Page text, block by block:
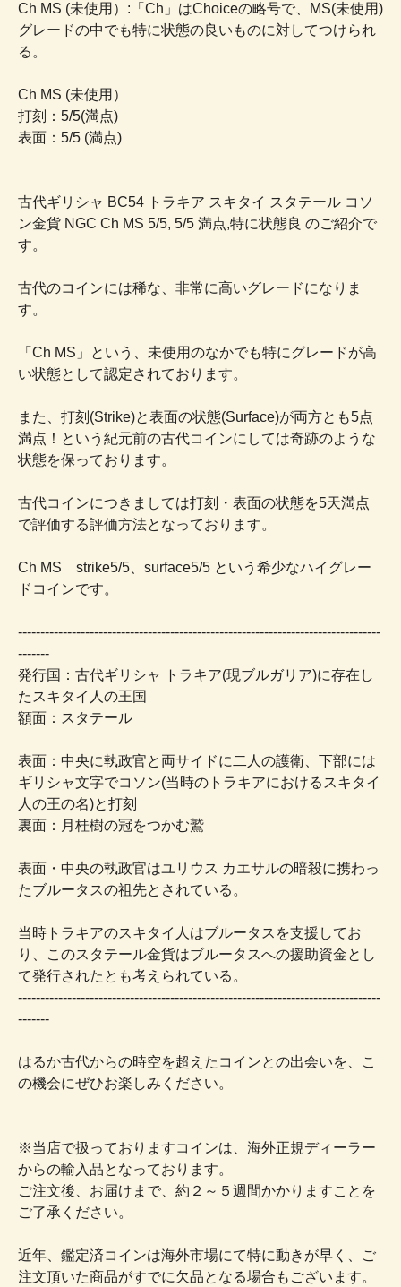
Ch MS (未使用）:「Ch」はChoiceの略号で、MS(未使用)
グレードの中でも特に状態の良いものに対してつけられ
る。
Ch MS (未使用）
打刻：5/5(満点)
表面：5/5 (満点)
古代ギリシャ BC54 トラキア スキタイ スタテール コソ
ン金貨 NGC Ch MS 5/5, 5/5 満点,特に状態良 のご紹介で
す。
古代のコインには稀な、非常に高いグレードになりま
す。
「Ch MS」という、未使用のなかでも特にグレードが高
い状態として認定されております。
また、打刻(Strike)と表面の状態(Surface)が両方とも5点
満点！という紀元前の古代コインにしては奇跡のような
状態を保っております。
古代コインにつきましては打刻・表面の状態を5天満点
で評価する評価方法となっております。
Ch MS strike5/5、surface5/5 という希少なハイグレー
ドコインです。
---------------------------------------------------------------------------------
-------
発行国：古代ギリシャ トラキア(現ブルガリア)に存在し
たスキタイ人の王国
額面：スタテール
表面：中央に執政官と両サイドに二人の護衛、下部には
ギリシャ文字でコソン(当時のトラキアにおけるスキタイ
人の王の名)と打刻
裏面：月桂樹の冠をつかむ鷲
表面・中央の執政官はユリウス カエサルの暗殺に携わっ
たブルータスの祖先とされている。
当時トラキアのスキタイ人はブルータスを支援してお
り、このスタテール金貨はブルータスへの援助資金とし
て発行されたとも考えられている。
---------------------------------------------------------------------------------
-------
はるか古代からの時空を超えたコインとの出会いを、こ
の機会にぜひお楽しみください。
※当店で扱っておりますコインは、海外正規ディーラー
からの輸入品となっております。
ご注文後、お届けまで、約２～５週間かかりますことを
ご了承ください。
近年、鑑定済コインは海外市場にて特に動きが早く、ご
注文頂いた商品がすでに欠品となる場合もございます。